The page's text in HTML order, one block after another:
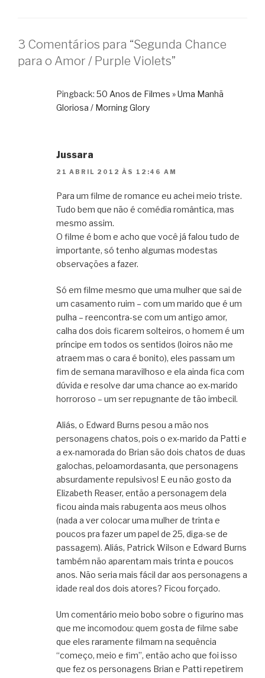
3 Comentários para “Segunda Chance
para o Amor / Purple Violets”
Pingback: 50 Anos de Filmes » Uma Manhã
Gloriosa / Morning Glory
Jussara
21 ABRIL 2012 ÀS 12:46 AM
Para um filme de romance eu achei meio triste.
Tudo bem que não é comédia romântica, mas
mesmo assim.
O filme é bom e acho que você já falou tudo de
importante, só tenho algumas modestas
observações a fazer.
Só em filme mesmo que uma mulher que sai de
um casamento ruim – com um marido que é um
pulha – reencontra-se com um antigo amor,
calha dos dois ficarem solteiros, o homem é um
príncipe em todos os sentidos (loiros não me
atraem mas o cara é bonito), eles passam um
fim de semana maravilhoso e ela ainda fica com
dúvida e resolve dar uma chance ao ex-marido
horroroso – um ser repugnante de tão imbecil.
Aliás, o Edward Burns pesou a mão nos
personagens chatos, pois o ex-marido da Patti e
a ex-namorada do Brian são dois chatos de duas
galochas, peloamordasanta, que personagens
absurdamente repulsivos! E eu não gosto da
Elizabeth Reaser, então a personagem dela
ficou ainda mais rabugenta aos meus olhos
(nada a ver colocar uma mulher de trinta e
poucos pra fazer um papel de 25, diga-se de
passagem). Aliás, Patrick Wilson e Edward Burns
também não aparentam mais trinta e poucos
anos. Não seria mais fácil dar aos personagens a
idade real dos dois atores? Ficou forçado.
Um comentário meio bobo sobre o figurino mas
que me incomodou: quem gosta de filme sabe
que eles raramente filmam na sequência
“começo, meio e fim”, então acho que foi isso
que fez os personagens Brian e Patti repetirem